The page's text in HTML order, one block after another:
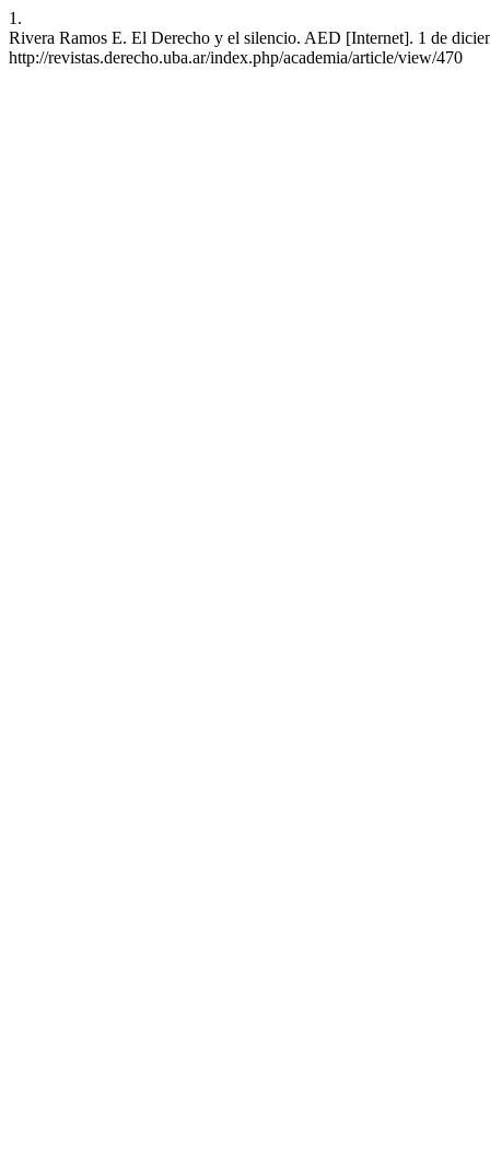
1.
Rivera Ramos E. El Derecho y el silencio. AED [Internet]. 1 de
http://revistas.derecho.uba.ar/index.php/academia/article/view/470